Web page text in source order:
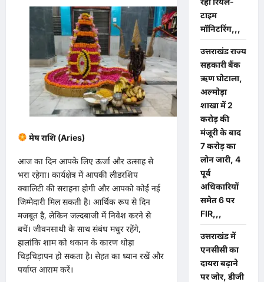
मेष राशि (Aries)
​आज का दिन आपके लिए ऊर्जा और उत्साह से
भरा रहेगा। कार्यक्षेत्र में आपकी लीडरशिप
क्वालिटी की सराहना होगी और आपको कोई नई
जिम्मेदारी मिल सकती है। आर्थिक रूप से दिन
मजबूत है, लेकिन जल्दबाजी में निवेश करने से
बचें। जीवनसाथी के साथ संबंध मधुर रहेंगे,
हालांकि शाम को थकान के कारण थोड़ा
चिड़चिड़ापन हो सकता है। सेहत का ध्यान रखें और
पर्याप्त आराम करें।
टाइम
मॉनिटरिंग,,,
उत्तराखंड राज्य
सहकारी बैंक
ऋण घोटाला,
अल्मोड़ा
शाखा में 2
करोड़ की
मंजूरी के बाद
7 करोड़ का
लोन जारी, 4
पूर्व
अधिकारियों
समेत 6 पर
FIR,,,
उत्तराखंड में
एनसीसी का
दायरा बढ़ाने
पर जोर, डीजी